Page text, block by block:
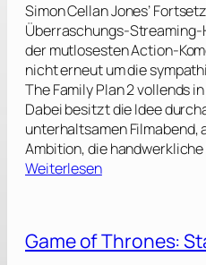
Simon Cellan Jones’
Überraschungs-Streaming-
der mutlosesten Action-
nicht erneut um die
The Family Plan 2 vollends
Dabei besitzt die Idee
unterhaltsamen Filmabend,
Ambition, die
Weiterlesen:
F
Game of Thrones: